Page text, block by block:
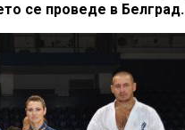
се проведе в Белград.